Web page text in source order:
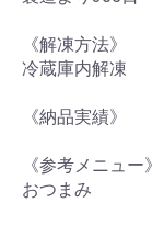
《解凍方法》
冷蔵庫内解凍
《納品実績》
《参考メニュー》
おつまみ